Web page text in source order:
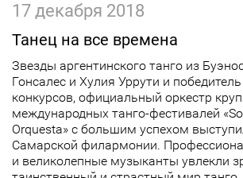
17 декабря 2018
Танец на все времена
Звезды аргентинского танго из
Гонсалес и Хулия Уррути и
конкурсов, официальный оркестр
международных танго-фестивалей
Orquesta» с большим успехом
Самарской филармонии.
и великолепные музыканты увлекли